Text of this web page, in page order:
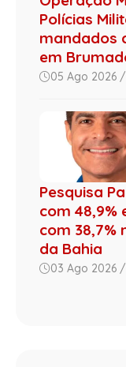
Polícias
mandados
em
05 Ago 2026 /
Pesquisa
com 48,9%
com 38,7%
da Bahia
03 Ago 2026